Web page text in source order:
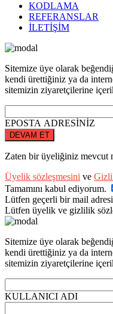
KODLAMA
REFERANSLAR
İLETİŞİM
Sitemize üye olarak
kendi ürettiğiniz ya da
sitemizin ziyaretçilerine
EPOSTA ADRESİNİZ
DEVAM ET
Zaten bir üyeliğiniz mevcut
Üyelik sözleşmesini ve
Tamamını kabul ediyorum.
Lütfen geçerli bir mail
Lütfen üyelik ve gizlilik
Sitemize üye olarak
kendi ürettiğiniz ya da
sitemizin ziyaretçilerine
KULLANICI ADI